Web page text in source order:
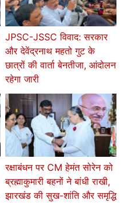
JPSC-JSSC विवाद: सरकार
और देवेंद्रनाथ महतो गुट के
छात्रों की वार्ता बेनतीजा, आंदोलन
रहेगा जारी
रक्षाबंधन पर CM हेमंत सोरेन को
ब्रह्माकुमारी बहनों ने बांधी राखी,
झारखंड की सुख-शांति और समृद्धि